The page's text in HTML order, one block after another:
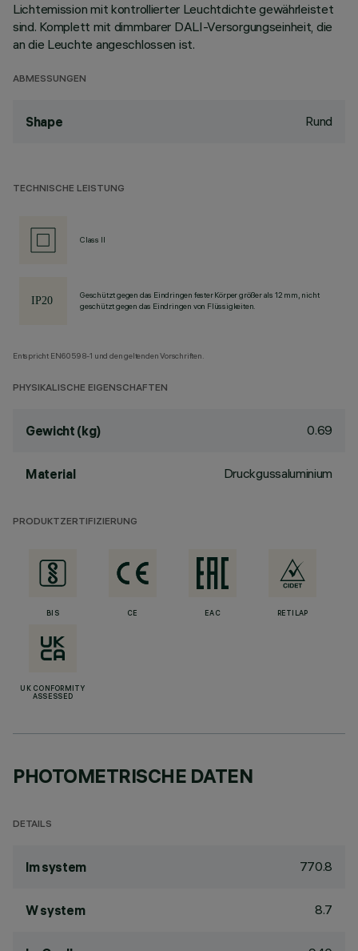
Lichtemission mit kontrollierter Leuchtdichte gewährleistet
sind. Komplett mit dimmbarer DALI-Versorgungseinheit, die
an die Leuchte angeschlossen ist.
ABMESSUNGEN
Shape Rund
TECHNISCHE LEISTUNG
Class II
Geschützt gegen das Eindringen fester Körper größer als 12 mm, nicht
geschützt gegen das Eindringen von Flüssigkeiten.
Entspricht EN60598-1 und den geltenden Vorschriften.
PHYSIKALISCHE EIGENSCHAFTEN
Gewicht (kg) 0.69
Material Druckgussaluminium
PRODUKTZERTIFIZIERUNG
BIS CE EAC RETILAP
UK CONFORMITY
ASSESSED
PHOTOMETRISCHE DATEN
DETAILS
lm system 770.8
W system 8.7